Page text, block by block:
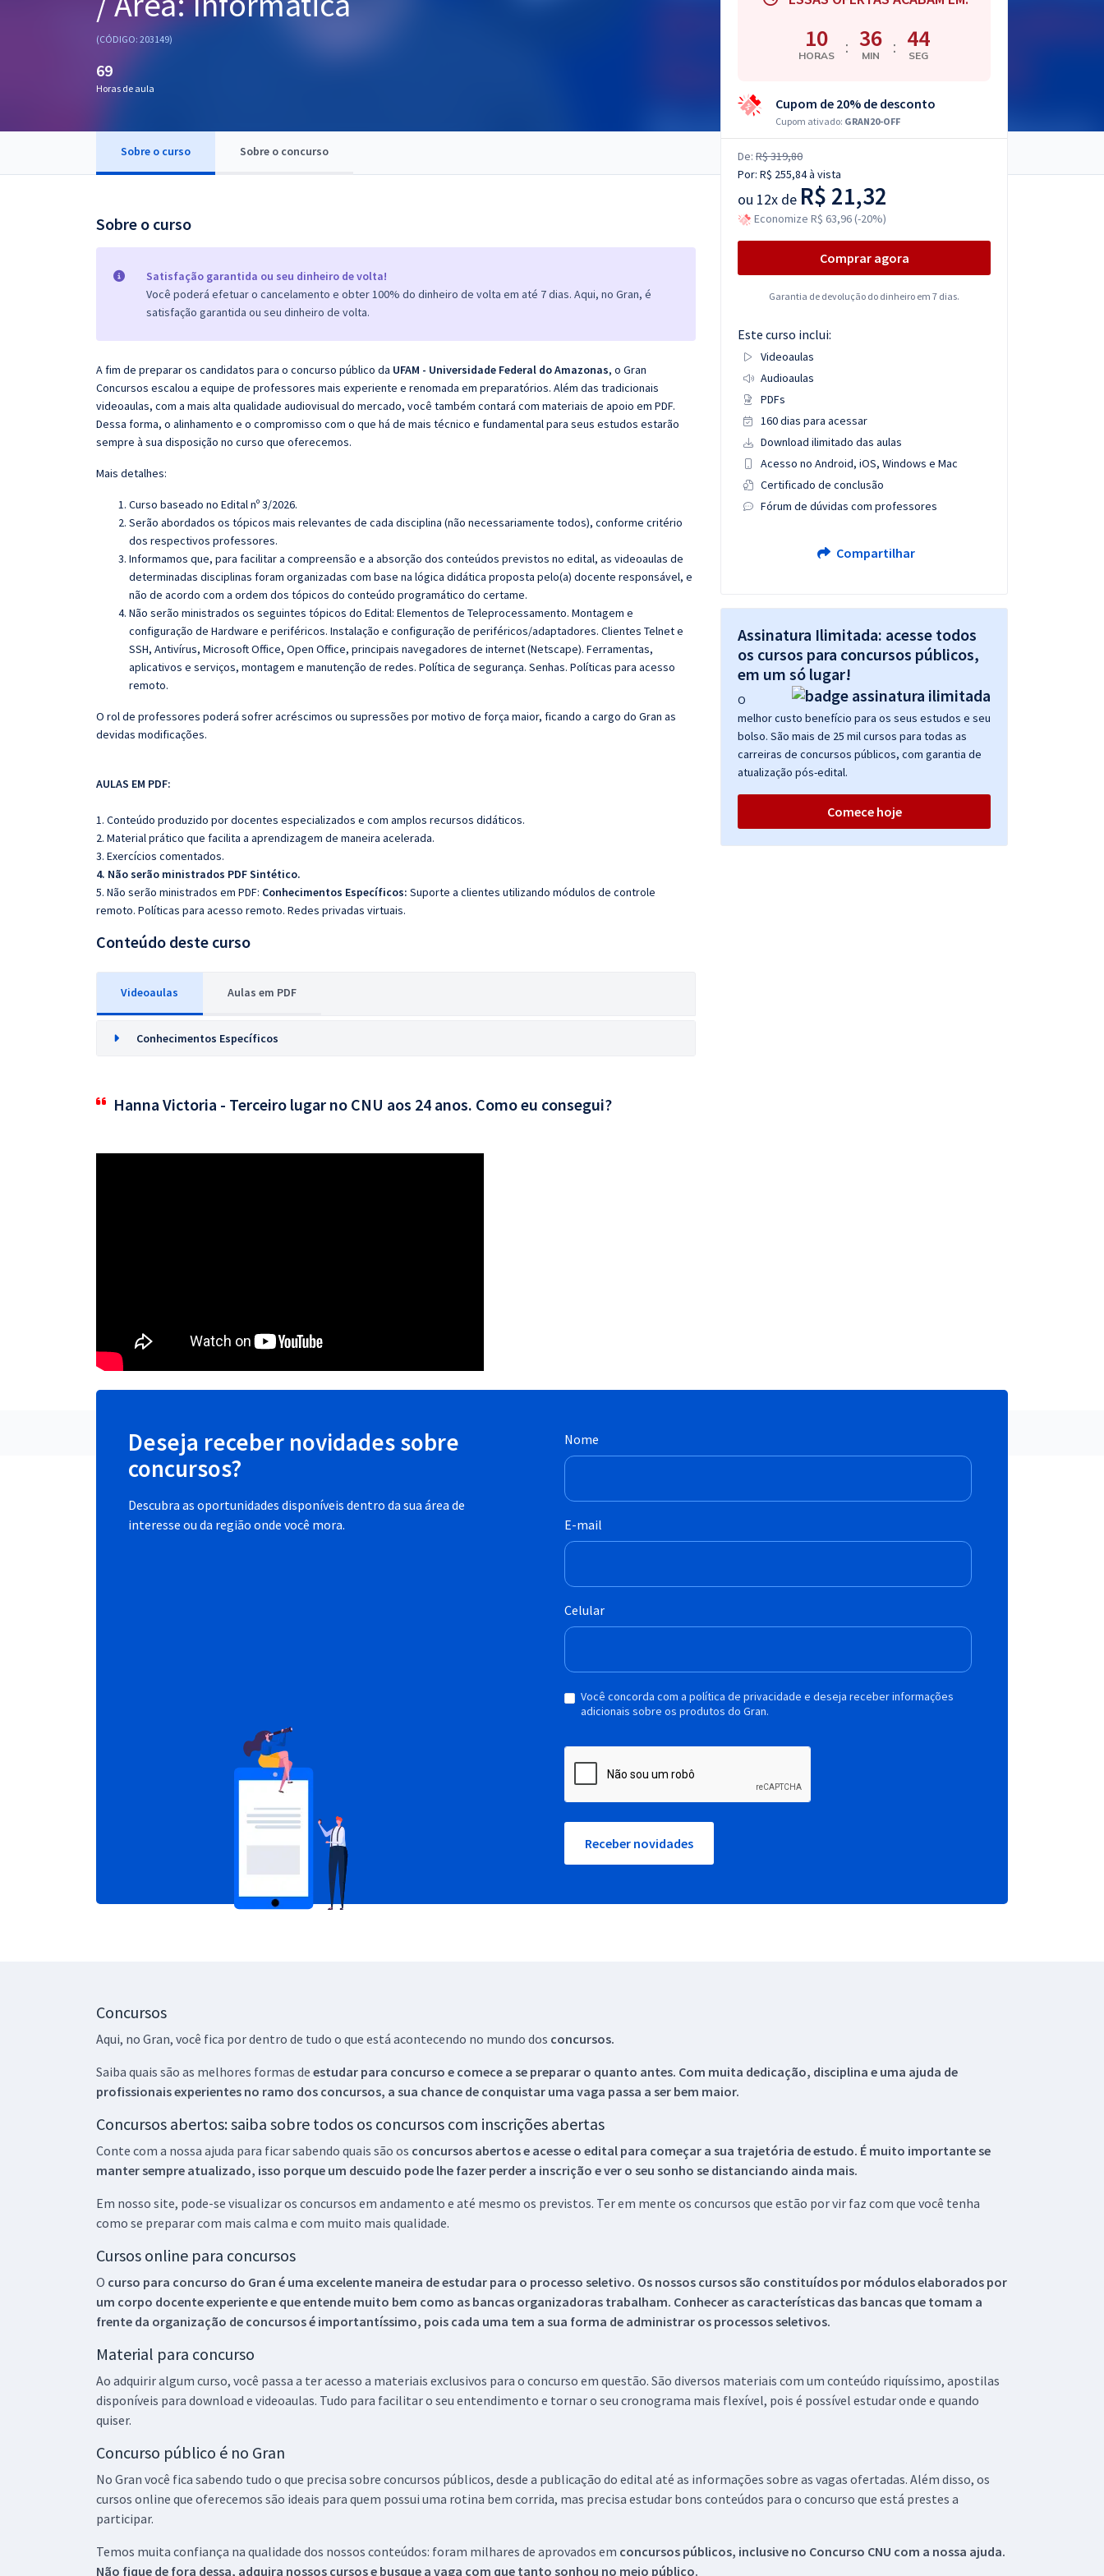
Questões grátis
(CÓDIGO: 203149)
69
Horas de aula
Sobre o curso Sobre o concurso
Sobre o curso
Satisfação garantida ou seu dinheiro de volta!
Você poderá efetuar o cancelamento e obter 100% do dinheiro de volta em até 7 dias. Aqui, no Gran, é
satisfação garantida ou seu dinheiro de volta.
A fim de preparar os candidatos para o concurso público da UFAM - Universidade Federal do Amazonas, o Gran
Concursos escalou a equipe de professores mais experiente e renomada em preparatórios. Além das tradicionais
videoaulas, com a mais alta qualidade audiovisual do mercado, você também contará com materiais de apoio em PDF.
Dessa forma, o alinhamento e o compromisso com o que há de mais técnico e fundamental para seus estudos estarão
sempre à sua disposição no curso que oferecemos.
Mais detalhes:
Curso baseado no Edital nº 3/2026.
Serão abordados os tópicos mais relevantes de cada disciplina (não necessariamente todos), conforme critério
dos respectivos professores.
Informamos que, para facilitar a compreensão e a absorção dos conteúdos previstos no edital, as videoaulas de
determinadas disciplinas foram organizadas com base na lógica didática proposta pelo(a) docente responsável, e
não de acordo com a ordem dos tópicos do conteúdo programático do certame.
Não serão ministrados os seguintes tópicos do Edital: Elementos de Teleprocessamento. Montagem e
configuração de Hardware e periféricos. Instalação e configuração de periféricos/adaptadores. Clientes Telnet e
SSH, Antivírus, Microsoft Office, Open Office, principais navegadores de internet (Netscape). Ferramentas,
aplicativos e serviços, montagem e manutenção de redes. Política de segurança. Senhas. Políticas para acesso
remoto.
O rol de professores poderá sofrer acréscimos ou supressões por motivo de força maior, ficando a cargo do Gran as
devidas modificações.
AULAS EM PDF:
1. Conteúdo produzido por docentes especializados e com amplos recursos didáticos.
2. Material prático que facilita a aprendizagem de maneira acelerada.
3. Exercícios comentados.
4. Não serão ministrados PDF Sintético.
5. Não serão ministrados em PDF: Conhecimentos Específicos: Suporte a clientes utilizando módulos de controle
remoto. Políticas para acesso remoto. Redes privadas virtuais.
Conteúdo deste curso
Videoaulas Aulas em PDF
Conhecimentos Específicos
Hanna Victoria - Terceiro lugar no CNU aos 24 anos. Como eu consegui?
10
HORAS : 36
MIN : 43
SEG
Cupom de 20% de desconto
Cupom ativado: GRAN20-OFF
De: R$ 319,80
Por: R$ 255,84à vista
ou 12x de R$ 21,32
Economize R$ 63,96 (-20%)
Comprar agora
Garantia de devolução do dinheiro em 7 dias.
Este curso inclui:
Videoaulas
Audioaulas
PDFs
160 dias para acessar
Download ilimitado das aulas
Acesso no Android, iOS, Windows e Mac
Certificado de conclusão
Fórum de dúvidas com professores
Compartilhar
Assinatura Ilimitada: acesse todos
os cursos para concursos públicos,
em um só lugar!
O
melhor custo benefício para os seus estudos e seu
bolso. São mais de 25 mil cursos para todas as
carreiras de concursos públicos, com garantia de
atualização pós-edital.
Comece hoje
Deseja receber novidades sobre
concursos?
Descubra as oportunidades disponíveis dentro da sua área de
interesse ou da região onde você mora.
Nome
E-mail
Celular
Você concorda com a política de privacidade e deseja receber informações
adicionais sobre os produtos do Gran.
Receber novidades
Concursos
Aqui, no Gran, você fica por dentro de tudo o que está acontecendo no mundo dos concursos.
Saiba quais são as melhores formas de estudar para concurso e comece a se preparar o quanto antes. Com muita dedicação, disciplina e uma ajuda de
profissionais experientes no ramo dos concursos, a sua chance de conquistar uma vaga passa a ser bem maior.
Concursos abertos: saiba sobre todos os concursos com inscrições abertas
Conte com a nossa ajuda para ficar sabendo quais são os concursos abertos e acesse o edital para começar a sua trajetória de estudo. É muito importante se
manter sempre atualizado, isso porque um descuido pode lhe fazer perder a inscrição e ver o seu sonho se distanciando ainda mais.
Em nosso site, pode-se visualizar os concursos em andamento e até mesmo os previstos. Ter em mente os concursos que estão por vir faz com que você tenha
como se preparar com mais calma e com muito mais qualidade.
Cursos online para concursos
O curso para concurso do Gran é uma excelente maneira de estudar para o processo seletivo. Os nossos cursos são constituídos por módulos elaborados por
um corpo docente experiente e que entende muito bem como as bancas organizadoras trabalham. Conhecer as características das bancas que tomam a
frente da organização de concursos é importantíssimo, pois cada uma tem a sua forma de administrar os processos seletivos.
Material para concurso
Ao adquirir algum curso, você passa a ter acesso a materiais exclusivos para o concurso em questão. São diversos materiais com um conteúdo riquíssimo, apostilas
disponíveis para download e videoaulas. Tudo para facilitar o seu entendimento e tornar o seu cronograma mais flexível, pois é possível estudar onde e quando
quiser.
Concurso público é no Gran
No Gran você fica sabendo tudo o que precisa sobre concursos públicos, desde a publicação do edital até as informações sobre as vagas ofertadas. Além disso, os
cursos online que oferecemos são ideais para quem possui uma rotina bem corrida, mas precisa estudar bons conteúdos para o concurso que está prestes a
participar.
Temos muita confiança na qualidade dos nossos conteúdos: foram milhares de aprovados em concursos públicos, inclusive no Concurso CNU com a nossa ajuda.
Não fique de fora dessa, adquira nossos cursos e busque a vaga com que tanto sonhou no meio público.